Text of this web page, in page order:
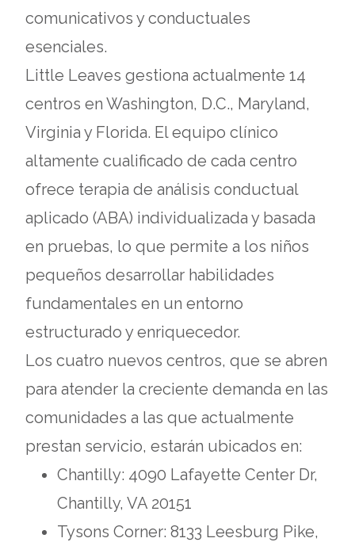
comunicativos y conductuales
esenciales.
Little Leaves gestiona actualmente 14
centros en Washington, D.C., Maryland,
Virginia y Florida. El equipo clínico
altamente cualificado de cada centro
ofrece terapia de análisis conductual
aplicado (ABA) individualizada y basada
en pruebas, lo que permite a los niños
pequeños desarrollar habilidades
fundamentales en un entorno
estructurado y enriquecedor.
Los cuatro nuevos centros, que se abren
para atender la creciente demanda en las
comunidades a las que actualmente
prestan servicio, estarán ubicados en:
Chantilly: 4090 Lafayette Center Dr,
Chantilly, VA 20151
Tysons Corner: 8133 Leesburg Pike,